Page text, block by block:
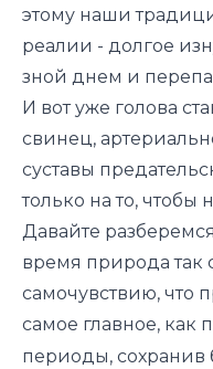
этому наши
реалии - долгое
зной днем и
И вот уже голова
свинец,
суставы
только на то, чтобы
Давайте
время природа так
самочувствию, что
самое главное, как
периоды, сохранив